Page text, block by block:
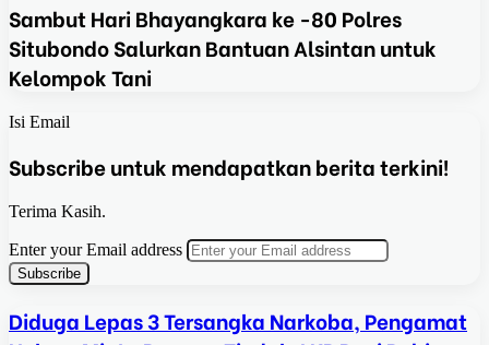
Sambut Hari Bhayangkara ke -80 Polres
Situbondo Salurkan Bantuan Alsintan untuk
Kelompok Tani
Isi Email
Subscribe untuk mendapatkan berita terkini!
Terima Kasih.
Enter your Email address
Diduga Lepas 3 Tersangka Narkoba, Pengamat